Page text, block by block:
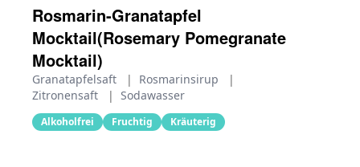
Rosmarin-Granatapfel
Mocktail(Rosemary Pomegranate
Mocktail)
Granatapfelsaft | Rosmarinsirup
|
Zitronensaft
| Sodawasser
Alkoholfrei Fruchtig Kräuterig